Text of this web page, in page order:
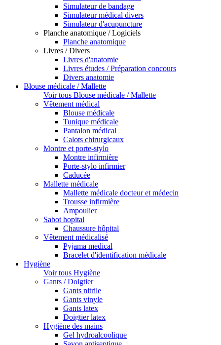
Simulateur de bandage
Simulateur médical divers
Simulateur d'acupuncture
Planche anatomique / Logiciels
Planche anatomique
Livres / Divers
Livres d'anatomie
Livres études / Préparation concours
Divers anatomie
Blouse médicale / Mallette
Voir tous Blouse médicale / Mallette
Vêtement médical
Blouse médicale
Tunique médicale
Pantalon médical
Calots chirurgicaux
Montre et porte-stylo
Montre infirmière
Porte-stylo infirmier
Caducée
Mallette médicale
Mallette médicale docteur et médecin
Trousse infirmière
Ampoulier
Sabot hopital
Chaussure hôpital
Vêtement médicalisé
Pyjama medical
Bracelet d'identification médicale
Hygiène
Voir tous Hygiène
Gants / Doigtier
Gants nitrile
Gants vinyle
Gants latex
Doigtier latex
Hygiène des mains
Gel hydroalcoolique